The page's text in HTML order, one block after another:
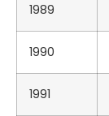
1989
1990
1991